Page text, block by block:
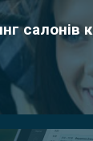
салонів